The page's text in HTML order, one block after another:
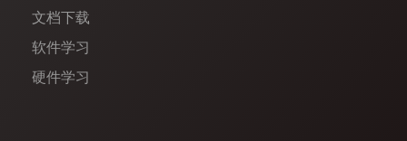
文档下载
软件学习
硬件学习